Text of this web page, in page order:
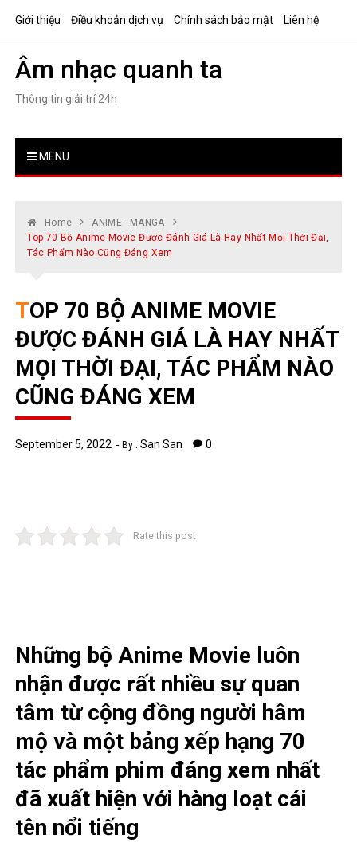
Giới thiệu Điều khoản dịch vụ Chính sách bảo mật Liên hệ
Âm nhạc quanh ta
Thông tin giải trí 24h
MENU
Home
ANIME - MANGA
Top 70 Bộ Anime Movie Được Đánh Giá Là Hay Nhất Mọi Thời Đại,
Tác Phẩm Nào Cũng Đáng Xem
TOP 70 BỘ ANIME MOVIE
ĐƯỢC ĐÁNH GIÁ LÀ HAY NHẤT
MỌI THỜI ĐẠI, TÁC PHẨM NÀO
CŨNG ĐÁNG XEM
September 5, 2022 By :San San 0
Rate this post
Những bộ Anime Movie luôn
nhận được rất nhiều sự quan
tâm từ cộng đồng người hâm
mộ và một bảng xếp hạng 70
tác phẩm phim đáng xem nhất
đã xuất hiện với hàng loạt cái
tên nổi tiếng